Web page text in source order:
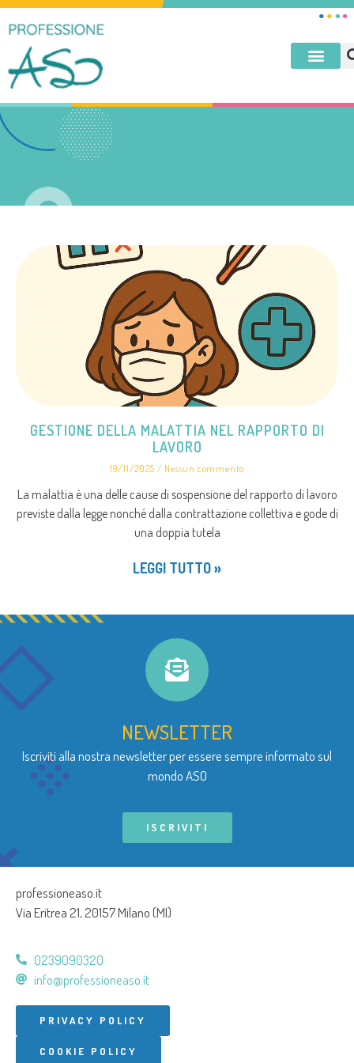
GESTIONE DELLA MALATTIA NEL RAPPORTO DI
LAVORO
19/11/2025 Nessun commento
La malattia è una delle cause di sospensione del rapporto di lavoro
previste dalla legge nonché dalla contrattazione collettiva e gode di
una doppia tutela
LEGGI TUTTO »
NEWSLETTER
Iscriviti alla nostra newsletter per essere sempre informato sul
mondo ASO
ISCRIVITI
professioneaso.it
Via Eritrea 21, 20157 Milano (MI)
0239090320
info@professioneaso.it
PRIVACY POLICY
COOKIE POLICY